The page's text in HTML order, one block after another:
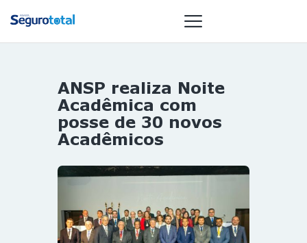
NOTÍCIAS
REVISTA
ESPECIAIS
OURO
MULHERES
GESTORAS
ANSP realiza Noite
Acadêmica com
posse de 30 novos
Acadêmicos